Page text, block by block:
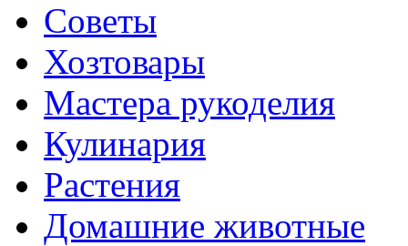
Советы
Хозтовары
Мастера рукоделия
Кулинария
Растения
Домашние животные